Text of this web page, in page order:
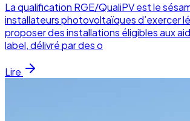
La qualification RGE/QualiPV est le
installateurs photovoltaïques d’exercer
proposer des installations éligibles aux
label, délivré par des o
Lire